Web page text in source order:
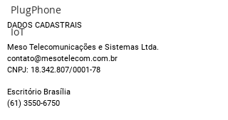
PlugPhone
IoT
como melhorar as
reuniões
DADOS CADASTRAIS
Meso Telecomunicações e Sistemas Ltda.
contato@mesotelecom.com.br
CNPJ: 18.342.807/0001-78
Escritório Brasília
(61) 3550-6750